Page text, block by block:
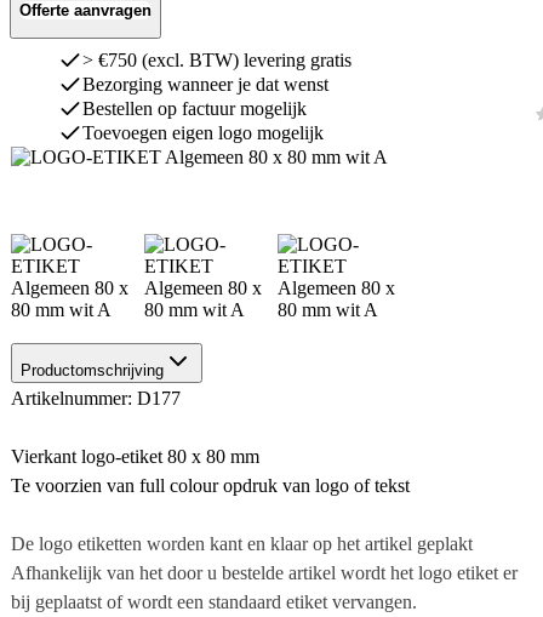
Offerte aanvragen
> €750 (excl. BTW) levering gratis
Bezorging wanneer je dat wenst
Bestellen op factuur mogelijk
Toevoegen eigen logo mogelijk
Productomschrijving
Artikelnummer: D177
Vierkant logo-etiket 80 x 80 mm
Te voorzien van full colour opdruk van logo of tekst
De logo etiketten worden kant en klaar op het artikel geplakt
Afhankelijk van het door u bestelde artikel wordt het logo etiket er
bij geplaatst of wordt een standaard etiket vervangen.